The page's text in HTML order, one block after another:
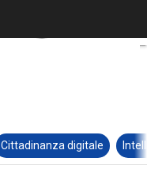
Cittadinanza digitale